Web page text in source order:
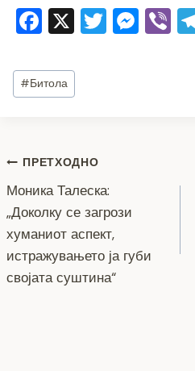
F
c
e
o
o
k
X T M Vi
Post
Tags:
#Битола
Навигација
на
напис
ПРЕТХОДНО
Моника Талеска:
„Доколку се загрози
хуманиот аспект,
истражувањето ја губи
својата суштина“